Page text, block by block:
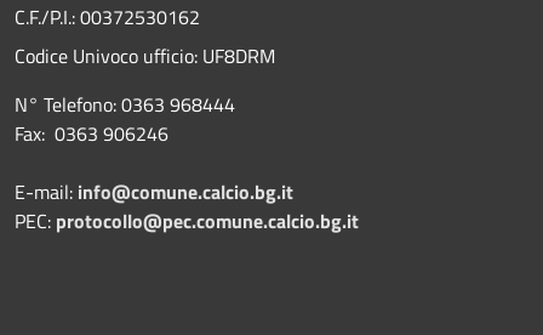
C.F./P.I.: 00372530162
Codice Univoco ufficio: UF8DRM
N° Telefono: 0363 968444
Fax: 0363 906246
E-mail: info@comune.calcio.bg.it
PEC: protocollo@pec.comune.calcio.bg.it